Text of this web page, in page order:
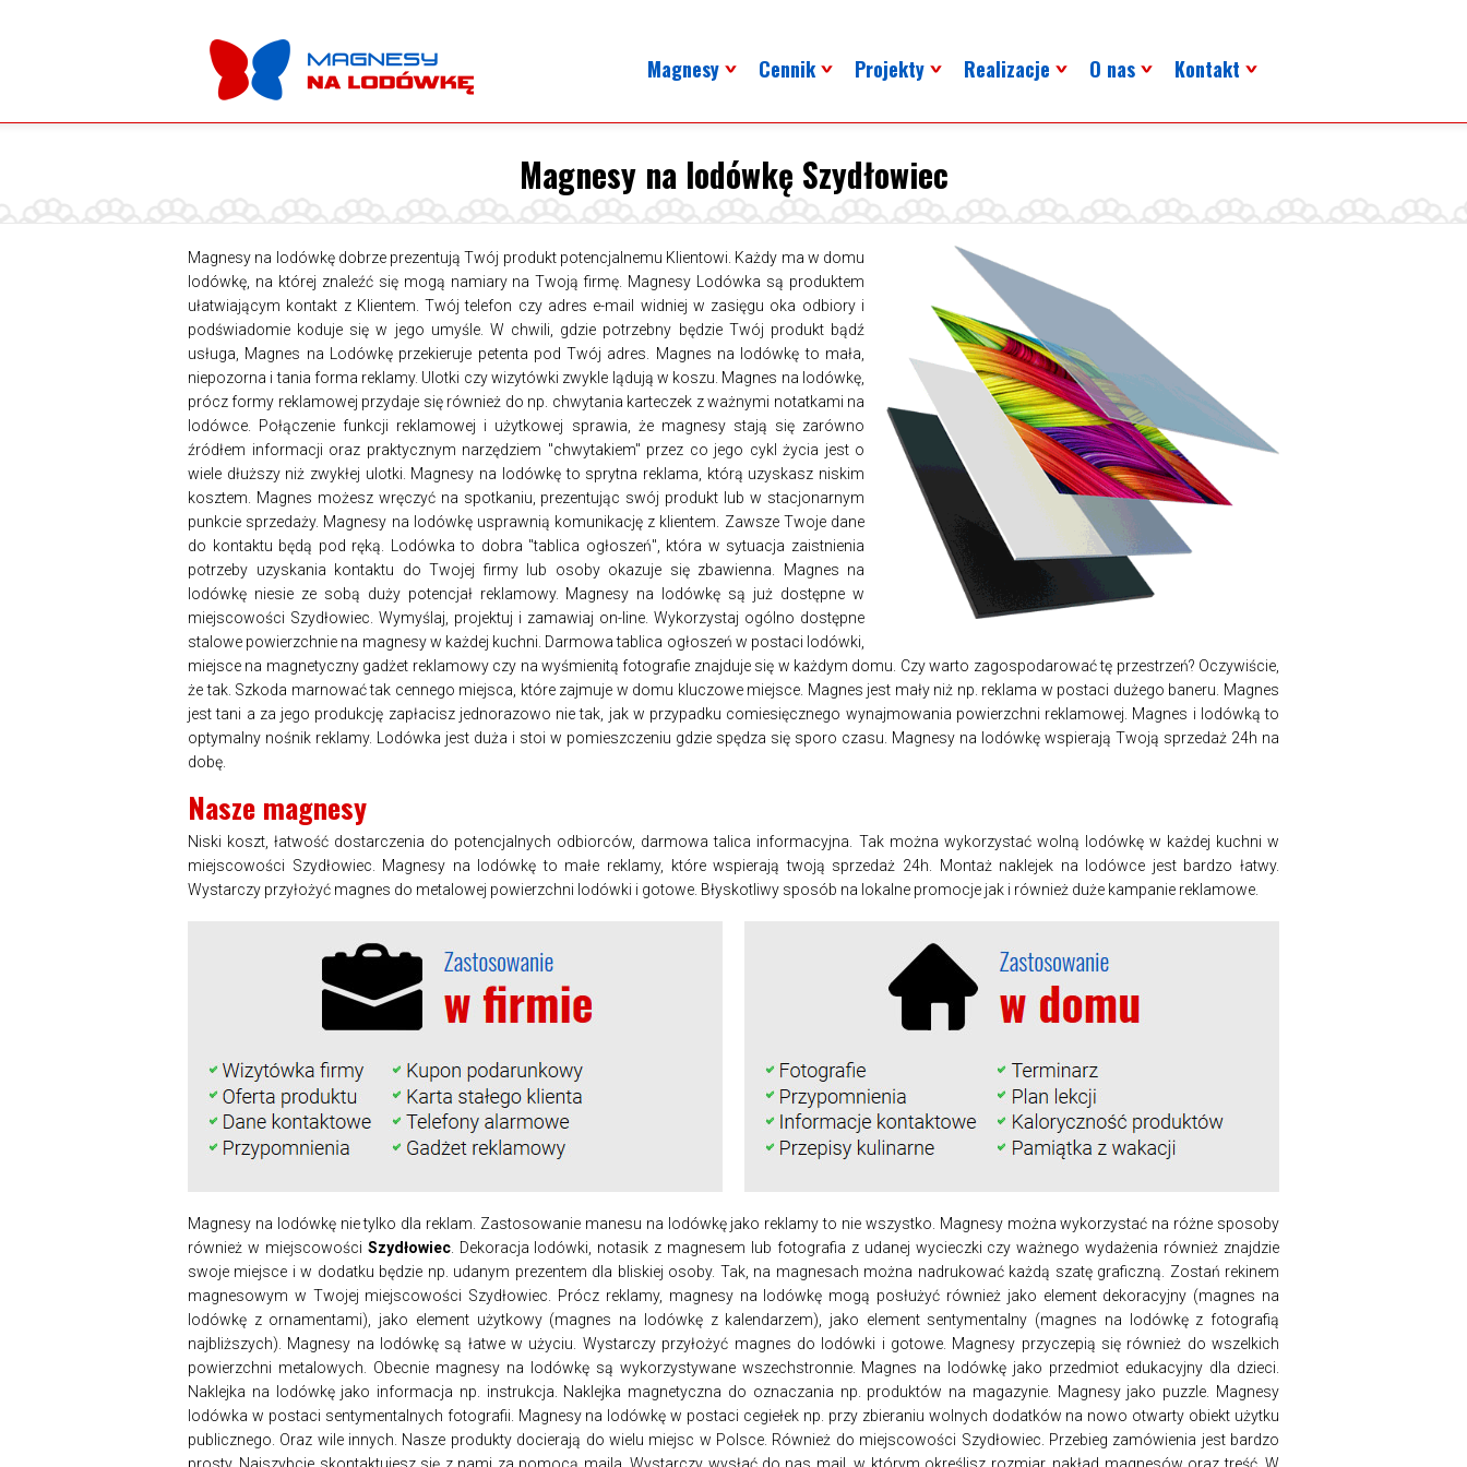
Magnesy Cennik Projekty Realizacje O nas Kontakt
Magnesy na lodówkę Szydłowiec
Magnesy na lodówkę dobrze prezentują Twój produkt potencjalnemu Klientowi. Każdy ma w domu
lodówkę, na której znaleźć się mogą namiary na Twoją firmę. Magnesy Lodówka są produktem
ułatwiającym kontakt z Klientem. Twój telefon czy adres e-mail widniej w zasięgu oka odbiory i
podświadomie koduje się w jego umyśle. W chwili, gdzie potrzebny będzie Twój produkt bądź
usługa, Magnes na Lodówkę przekieruje petenta pod Twój adres. Magnes na lodówkę to mała,
niepozorna i tania forma reklamy. Ulotki czy wizytówki zwykle lądują w koszu. Magnes na lodówkę,
prócz formy reklamowej przydaje się również do np. chwytania karteczek z ważnymi notatkami na
lodówce. Połączenie funkcji reklamowej i użytkowej sprawia, że magnesy stają się zarówno
źródłem informacji oraz praktycznym narzędziem "chwytakiem" przez co jego cykl życia jest o
wiele dłuższy niż zwykłej ulotki. Magnesy na lodówkę to sprytna reklama, którą uzyskasz niskim
kosztem. Magnes możesz wręczyć na spotkaniu, prezentując swój produkt lub w stacjonarnym
punkcie sprzedaży. Magnesy na lodówkę usprawnią komunikację z klientem. Zawsze Twoje dane
do kontaktu będą pod ręką. Lodówka to dobra "tablica ogłoszeń", która w sytuacja zaistnienia
potrzeby uzyskania kontaktu do Twojej firmy lub osoby okazuje się zbawienna. Magnes na
lodówkę niesie ze sobą duży potencjał reklamowy. Magnesy na lodówkę są już dostępne w
miejscowości Szydłowiec. Wymyślaj, projektuj i zamawiaj on-line. Wykorzystaj ogólno dostępne
stalowe powierzchnie na magnesy w każdej kuchni. Darmowa tablica ogłoszeń w postaci lodówki,
miejsce na magnetyczny gadżet reklamowy czy na wyśmienitą fotografie znajduje się w każdym domu. Czy warto zagospodarować tę przestrzeń? Oczywiście,
że tak. Szkoda marnować tak cennego miejsca, które zajmuje w domu kluczowe miejsce. Magnes jest mały niż np. reklama w postaci dużego baneru. Magnes
jest tani a za jego produkcję zapłacisz jednorazowo nie tak, jak w przypadku comiesięcznego wynajmowania powierzchni reklamowej. Magnes i lodówką to
optymalny nośnik reklamy. Lodówka jest duża i stoi w pomieszczeniu gdzie spędza się sporo czasu. Magnesy na lodówkę wspierają Twoją sprzedaż 24h na
dobę.
Nasze magnesy
Niski koszt, łatwość dostarczenia do potencjalnych odbiorców, darmowa talica informacyjna. Tak można wykorzystać wolną lodówkę w każdej kuchni w
miejscowości Szydłowiec. Magnesy na lodówkę to małe reklamy, które wspierają twoją sprzedaż 24h. Montaż naklejek na lodówce jest bardzo łatwy.
Wystarczy przyłożyć magnes do metalowej powierzchni lodówki i gotowe. Błyskotliwy sposób na lokalne promocje jak i również duże kampanie reklamowe.
Magnesy na lodówkę nie tylko dla reklam. Zastosowanie manesu na lodówkę jako reklamy to nie wszystko. Magnesy można wykorzystać na różne sposoby
również w miejscowości Szydłowiec. Dekoracja lodówki, notasik z magnesem lub fotografia z udanej wycieczki czy ważnego wydażenia również znajdzie
swoje miejsce i w dodatku będzie np. udanym prezentem dla bliskiej osoby. Tak, na magnesach można nadrukować każdą szatę graficzną. Zostań rekinem
magnesowym w Twojej miejscowości Szydłowiec. Prócz reklamy, magnesy na lodówkę mogą posłużyć również jako element dekoracyjny (magnes na
lodówkę z ornamentami), jako element użytkowy (magnes na lodówkę z kalendarzem), jako element sentymentalny (magnes na lodówkę z fotografią
najbliższych). Magnesy na lodówkę są łatwe w użyciu. Wystarczy przyłożyć magnes do lodówki i gotowe. Magnesy przyczepią się również do wszelkich
powierzchni metalowych. Obecnie magnesy na lodówkę są wykorzystywane wszechstronnie. Magnes na lodówkę jako przedmiot edukacyjny dla dzieci.
Naklejka na lodówkę jako informacja np. instrukcja. Naklejka magnetyczna do oznaczania np. produktów na magazynie. Magnesy jako puzzle. Magnesy
lodówka w postaci sentymentalnych fotografii. Magnesy na lodówkę w postaci cegiełek np. przy zbieraniu wolnych dodatków na nowo otwarty obiekt użytku
publicznego. Oraz wile innych. Nasze produkty docierają do wielu miejsc w Polsce. Również do miejscowości Szydłowiec. Przebieg zamówienia jest bardzo